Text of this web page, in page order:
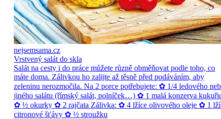
nejsemsama.cz
Vrstvený salát do skla
Salát na cesty i do práce můžete různě obměňovat podle toho, co
máte doma. Zálivkou ho zalijte až těsně před podáváním, aby
zeleninu nerozmočila. Na 2 porce potřebujete: ✿ 1/4 ledového
jiného salátu (římský salát, polníček…) ✿ 1 malá konzerva
✿ ½ okurky ✿ 2 rajčata Zálivka: ✿ 4 lžíce olivového oleje ✿ 1
citronové šťávy ✿ ½ stroužku